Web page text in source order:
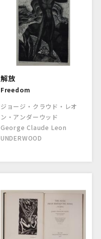
解放
Freedom
ジョージ・クラウド・レオ
ン・アンダーウッド
George Claude Leon
UNDERWOOD